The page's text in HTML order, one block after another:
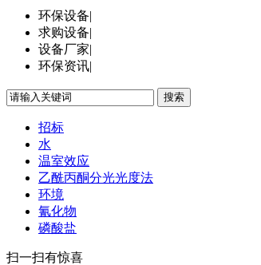
环保设备|
求购设备|
设备厂家|
环保资讯|
搜索
招标
水
温室效应
乙酰丙酮分光光度法
环境
氰化物
磷酸盐
扫一扫有惊喜